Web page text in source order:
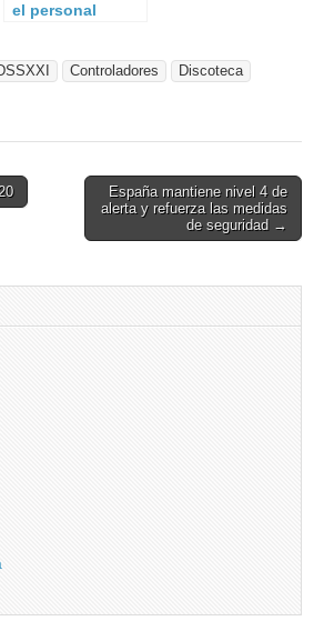
el personal
Controladores
Discoteca
España mantiene nivel 4 de
alerta y refuerza las medidas
de seguridad →